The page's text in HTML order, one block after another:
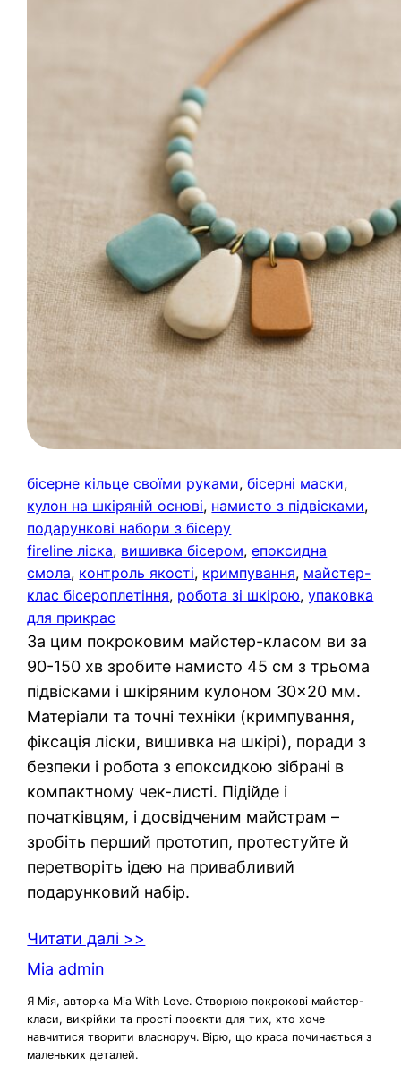
бісерне кільце своїми руками, бісерні маски
кулон на шкіряній основі, намисто з підвісками
подарункові набори з бісеру
fireline ліска, вишивка бісером, епоксидна
смола, контроль якості, кримпування, майстер-
клас бісероплетіння, робота зі шкірою, упаковка
для прикрас
За цим покроковим майстер-класом ви за
90-150 хв зробите намисто 45 см з трьома
підвісками і шкіряним кулоном 30×20 мм.
Матеріали та точні техніки (кримпування,
фіксація ліски, вишивка на шкірі), поради з
безпеки і робота з епоксидкою зібрані в
компактному чек-листі. Підійде і
початківцям, і досвідченим майстрам –
зробіть перший прототип, протестуйте й
перетворіть ідею на привабливий
подарунковий набір.
Читати далі >>
Mia admin
Я Мія, авторка Mia With Love. Створюю покрокові майстер-
класи, викрійки та прості проєкти для тих, хто хоче
навчитися творити власноруч. Вірю, що краса починається з
маленьких деталей.